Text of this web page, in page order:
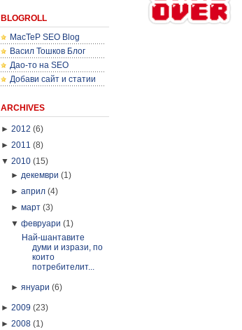
BLOGROLL
MacTeP SEO Blog
Васил Тошков Блог
Дао-то на SEO
Добави сайт и статии
ARCHIVES
► 2012 (6)
► 2011 (8)
▼ 2010 (15)
►декември (1)
►април (4)
►март (3)
▼февруари (1)
Най-шантавите
думи и изрази, по
които
потребителит...
►януари (6)
► 2009 (23)
► 2008 (1)